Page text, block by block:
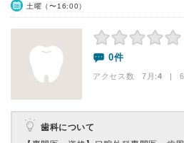
土曜（〜16:00）
0件
アクセス数 7月:4 | 6
歯科について